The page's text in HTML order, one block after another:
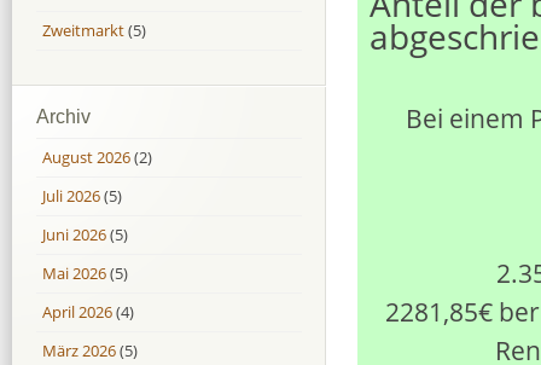
Bei einem
2281,85€
Zweitmarkt(5)
Archiv
August 2026(2)
Juli 2026(5)
Juni 2026(5)
Mai 2026(5)
April 2026(4)
März 2026(5)